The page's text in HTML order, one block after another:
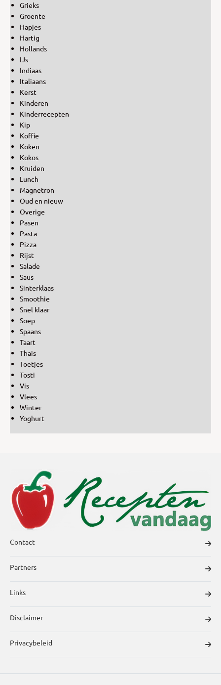
Grieks
Groente
Hapjes
Hartig
Hollands
IJs
Indiaas
Italiaans
Kerst
Kinderen
Kinderrecepten
Kip
Koffie
Koken
Kokos
Kruiden
Lunch
Magnetron
Oud en nieuw
Overige
Pasen
Pasta
Pizza
Rijst
Salade
Saus
Sinterklaas
Smoothie
Snel klaar
Soep
Spaans
Taart
Thais
Toetjes
Tosti
Vis
Vlees
Winter
Yoghurt
Contact
Partners
Links
Disclaimer
Privacybeleid